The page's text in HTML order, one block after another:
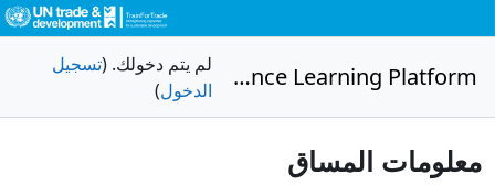
Distance Learning Platform لم يتم دخولك. (تسجيل
الدخول)
معلومات المساق